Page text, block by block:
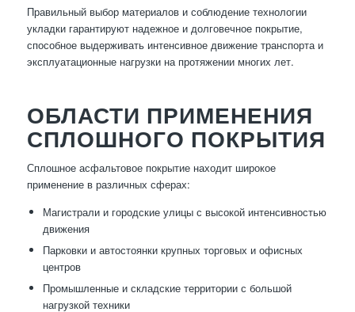
Правильный выбор материалов и соблюдение технологии
укладки гарантируют надежное и долговечное покрытие,
способное выдерживать интенсивное движение транспорта и
эксплуатационные нагрузки на протяжении многих лет.
ОБЛАСТИ ПРИМЕНЕНИЯ
СПЛОШНОГО ПОКРЫТИЯ
Сплошное асфальтовое покрытие находит широкое
применение в различных сферах:
Магистрали и городские улицы с высокой интенсивностью
движения
Парковки и автостоянки крупных торговых и офисных
центров
Промышленные и складские территории с большой
нагрузкой техники